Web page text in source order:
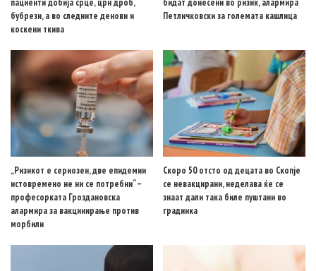
бубрези, а во следните денови и
коскени ткива
Петличковски за големата кашлица
„Ризикот е сериозен, две епидемии
истовремено не ни се потребни“ –
професорката Гроздановска
алармира за вакцинирање против
морбили
Скоро 50 отсто од децата во Скопје
се невакцирани, неделава ќе се
знаат дали така биле пуштани во
градинка